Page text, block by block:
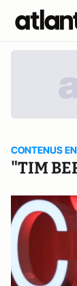
CONTENUS
"TIM